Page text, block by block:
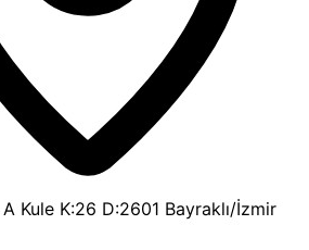
Kule K:26 D:2601 Bayraklı/İzmir